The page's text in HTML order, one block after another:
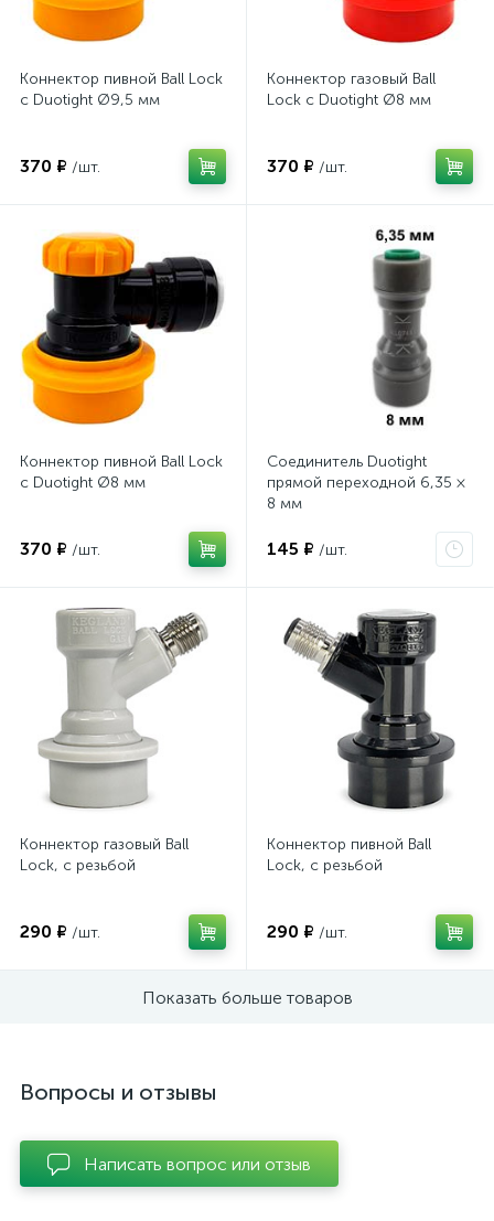
Коннектор пивной Ball Lock
с Duotight Ø9,5 мм
370 ₽ /шт.
Коннектор газовый Ball
Lock с Duotight Ø8 мм
370 ₽ /шт.
Коннектор пивной Ball Lock
с Duotight Ø8 мм
370 ₽ /шт.
Соединитель Duotight
прямой переходной 6,35 ×
8 мм
145 ₽ /шт.
Коннектор газовый Ball
Lock, с резьбой
290 ₽ /шт.
Коннектор пивной Ball
Lock, с резьбой
290 ₽ /шт.
Показать больше товаров
Вопросы и отзывы
Написать вопрос или отзыв